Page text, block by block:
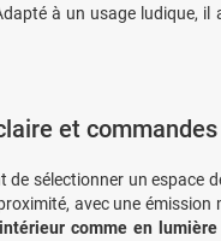
à un usage ludique,
et
de sélectionner un espace
avec une
comme en lumière